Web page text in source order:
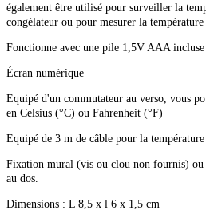
également être utilisé pour surveiller la
congélateur ou pour mesurer la température
Fonctionne avec une pile 1,5V AAA incluse
Écran numérique
Equipé d'un commutateur au verso, vous
en Celsius (°C) ou Fahrenheit (°F)
Equipé de 3 m de câble pour la
Fixation mural (vis ou clou non fournis) ou
au dos.
Dimensions : L 8,5 x l 6 x 1,5 cm